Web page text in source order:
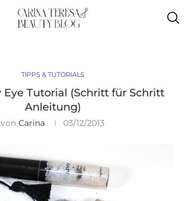
TIPPS & TUTORIALS
Eye Tutorial (Schritt für Schritt
Anleitung)
von Carina 03/12/2013